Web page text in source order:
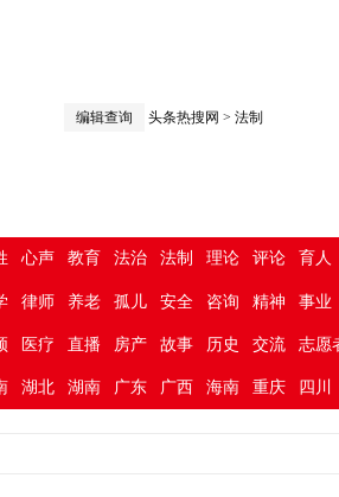
编辑查询 头条热搜网 > 法制
心声 教育 法治 法制 理论 评论 育人
律师 养老 孤儿 安全 咨询 精神 事业
医疗 直播 房产 故事 历史 交流 志愿
湖北 湖南 广东 广西 海南 重庆 四川